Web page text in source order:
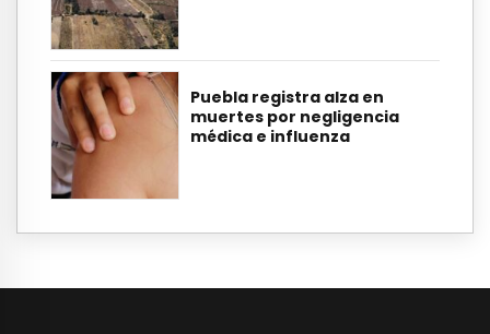
Puebla registra alza en
muertes por negligencia
médica e influenza